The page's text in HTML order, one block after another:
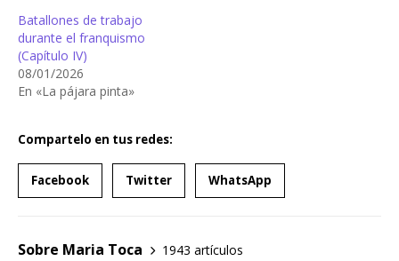
Batallones de trabajo
durante el franquismo
(Capítulo IV)
08/01/2026
En «La pájara pinta»
Compartelo en tus redes:
Facebook Twitter WhatsApp
Sobre Maria Toca
1943 artículos